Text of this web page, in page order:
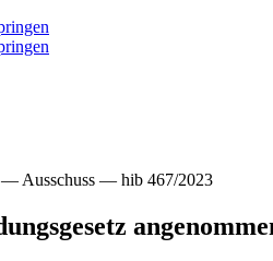
— Ausschuss — hib 467/2023